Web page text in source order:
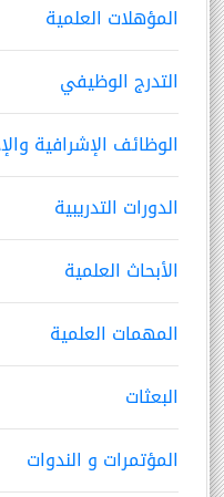
المؤهلات العلمية
التدرج الوظيفي
الوظائف الإشرافية
الدورات التدريبية
الأبحاث العلمية
المهمات العلمية
البعثات
المؤتمرات و الندوات